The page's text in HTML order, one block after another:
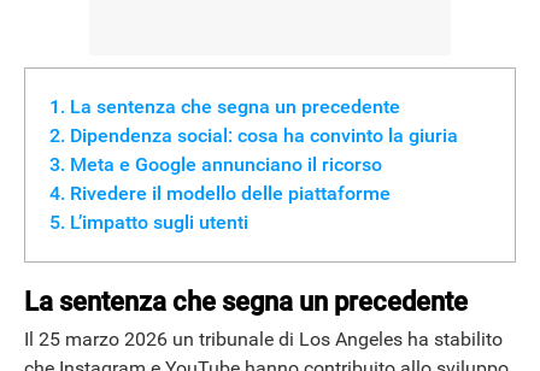
La sentenza che segna un precedente
Dipendenza social: cosa ha convinto la giuria
Meta e Google annunciano il ricorso
Rivedere il modello delle piattaforme
L’impatto sugli utenti
La sentenza che segna un precedente
Il 25 marzo 2026 un tribunale di Los Angeles ha stabilito